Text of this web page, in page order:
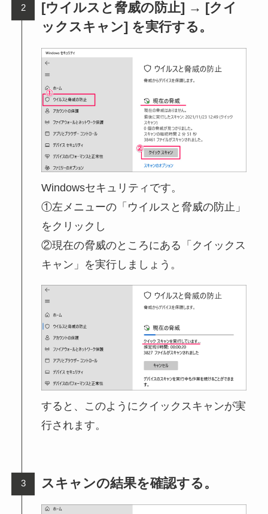
[ウイルスと脅威の防止] → [クイ
ックスキャン] を実行する。
Windowsセキュリティです。
①左メニューの「ウイルスと脅威の防止」
をクリックし
②現在の脅威のところにある「クイックス
キャン」を実行しましょう。
すると、このようにクイックスキャンが実
行されます。
スキャンの結果を確認する。